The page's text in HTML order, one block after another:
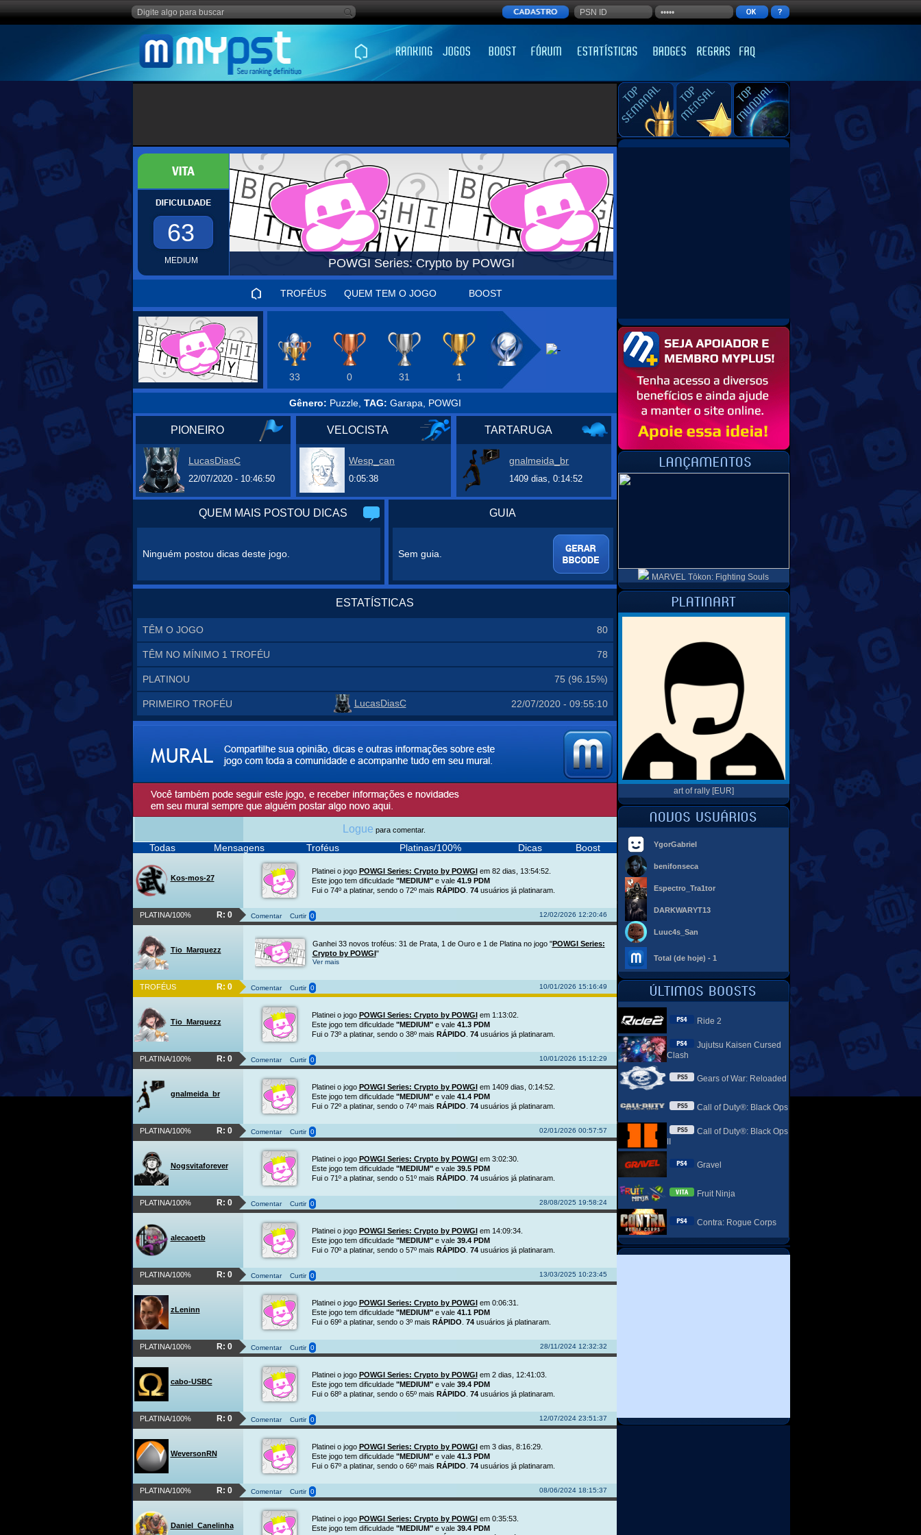
63
MEDIUM POWGI Series: Crypto by POWGI
TROFÉUS QUEM TEM O JOGO BOOST
33 0 31 1
Gênero: Puzzle, TAG: Garapa, POWGI
PIONEIRO
LucasDiasC
22/07/2020 - 10:46:50
VELOCISTA
Wesp_can
0:05:38
TARTARUGA
gnalmeida_br
1409 dias, 0:14:52
QUEM MAIS POSTOU DICAS GUIA
Ninguém postou dicas deste jogo. Sem guia.
ESTATÍSTICAS
TÊM O JOGO 80
TÊM NO MÍNIMO 1 TROFÉU 78
PLATINOU 75 (96.15%)
PRIMEIRO TROFÉU LucasDiasC 22/07/2020 - 09:55:10
Logue para comentar.
Todas Mensagens Troféus Platinas/100% Dicas Boost
Kos-mos-27
Platinei o jogo POWGI Series: Crypto by POWGIem 82 dias, 13:54:52.
Este jogo tem dificuldade "MEDIUM"e vale 41.9 PDM
Fui o 74º a platinar, sendo o 72º mais RÁPIDO 74usuários já platinaram.
PLATINA/100% R: 0 Comentar Curtir 0 12/02/2026 12:20:46
Tio_Marquezz
Ganhei 33 novos troféus: 31 de Prata, 1 de Ouro e 1 de Platina no jogo "POWGI Series:
Crypto by POWGI"
Ver mais
TROFÉUS R: 0 Comentar Curtir 0 10/01/2026 15:16:49
Tio_Marquezz
Platinei o jogo POWGI Series: Crypto by POWGIem 1:13:02.
Este jogo tem dificuldade "MEDIUM"e vale 41.3 PDM
Fui o 73º a platinar, sendo o 38º mais RÁPIDO 74usuários já platinaram.
PLATINA/100% R: 0 Comentar Curtir 0 10/01/2026 15:12:29
gnalmeida_br
Platinei o jogo POWGI Series: Crypto by POWGIem 1409 dias, 0:14:52.
Este jogo tem dificuldade "MEDIUM"e vale 41.4 PDM
Fui o 72º a platinar, sendo o 74º mais RÁPIDO 74usuários já platinaram.
PLATINA/100% R: 0 Comentar Curtir 0 02/01/2026 00:57:57
Nogsvitaforever
Platinei o jogo POWGI Series: Crypto by POWGIem 3:02:30.
Este jogo tem dificuldade "MEDIUM"e vale 39.5 PDM
Fui o 71º a platinar, sendo o 51º mais RÁPIDO 74usuários já platinaram.
PLATINA/100% R: 0 Comentar Curtir 0 28/08/2025 19:58:24
alecaoetb
Platinei o jogo POWGI Series: Crypto by POWGIem 14:09:34.
Este jogo tem dificuldade "MEDIUM"e vale 39.4 PDM
Fui o 70º a platinar, sendo o 57º mais RÁPIDO 74usuários já platinaram.
PLATINA/100% R: 0 Comentar Curtir 0 13/03/2025 10:23:45
zLeninn
Platinei o jogo POWGI Series: Crypto by POWGIem 0:06:31.
Este jogo tem dificuldade "MEDIUM"e vale 41.1 PDM
Fui o 69º a platinar, sendo o 3º mais RÁPIDO 74usuários já platinaram.
PLATINA/100% R: 0 Comentar Curtir 0 28/11/2024 12:32:32
cabo-USBC
Platinei o jogo POWGI Series: Crypto by POWGIem 2 dias, 12:41:03.
Este jogo tem dificuldade "MEDIUM"e vale 39.4 PDM
Fui o 68º a platinar, sendo o 65º mais RÁPIDO 74usuários já platinaram.
PLATINA/100% R: 0 Comentar Curtir 0 12/07/2024 23:51:37
WeversonRN
Platinei o jogo POWGI Series: Crypto by POWGIem 3 dias, 8:16:29.
Este jogo tem dificuldade "MEDIUM"e vale 41.3 PDM
Fui o 67º a platinar, sendo o 66º mais RÁPIDO 74usuários já platinaram.
PLATINA/100% R: 0 Comentar Curtir 0 08/06/2024 18:15:37
Daniel_Canelinha
Platinei o jogo POWGI Series: Crypto by POWGIem 0:35:53.
Este jogo tem dificuldade "MEDIUM"e vale 39.4 PDM
MARVEL Tōkon: Fighting Souls
art of rally [EUR]
YgorGabriel
benifonseca
Espectro_Tra1tor
DARKWARYT13
Luuc4s_San
Total (de hoje) - 1
Ride 2
Jujutsu Kaisen Cursed
Clash
Gears of War: Reloaded
Call of Duty®: Black Ops
Call of Duty®: Black Ops
Gravel
Fruit Ninja
Contra: Rogue Corps